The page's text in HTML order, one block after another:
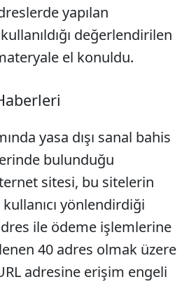
yapılan
değerlendirilen
el konuldu.
yasa dışı sanal bahis
bulunduğu
sitesi, bu sitelerin
yönlendirdiği
ile ödeme işlemlerine
40 adres olmak üzere
adresine erişim engeli